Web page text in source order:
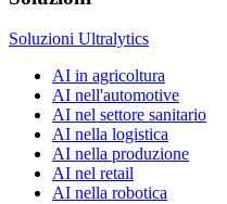
Soluzioni Ultralytics
AI in agricoltura
AI nell'automotive
AI nel settore sanitario
AI nella logistica
AI nella produzione
AI nel retail
AI nella robotica